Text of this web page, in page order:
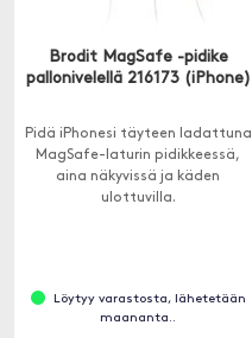
Brodit MagSafe -pidike
pallonivelellä 216173 (iPhone)
Pidä iPhonesi täyteen ladattuna
MagSafe-laturin pidikkeessä,
aina näkyvissä ja käden
ulottuvilla.
Löytyy varastosta, lähetetään
maananta..